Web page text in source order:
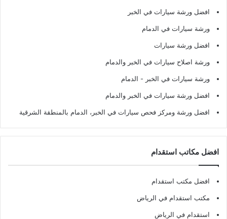
افضل ورشة سيارات في الخبر
ورشة سيارات في الدمام
افضل ورشة سيارات
ورشة اصلاح سيارات في الخبر والدمام
ورشة سيارات في الخبر - الدمام
افضل ورشة سيارات في الخبر والدمام
افضل ورشة ومركز فحص سيارات في الخبر، الدمام بالمنطقة الشرقية
افضل مكاتب استقدام
افضل مكتب استقدام
مكتب استقدام في الرياض
استقدام في الرياض